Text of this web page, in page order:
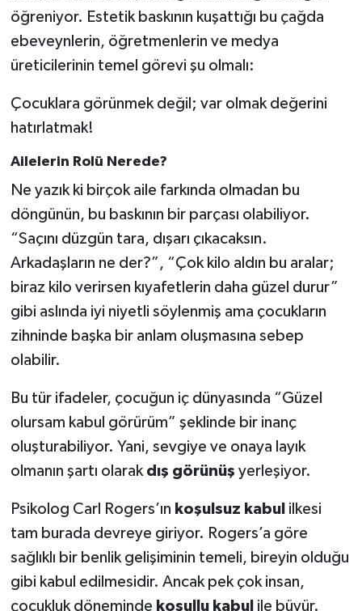
öğreniyor. Estetik baskının kuşattığı bu çağda
ebeveynlerin, öğretmenlerin ve medya
üreticilerinin temel görevi şu olmalı:
Çocuklara görünmek değil; var olmak değerini
hatırlatmak!
Ailelerin Rolü Nerede?
Ne yazık ki birçok aile farkında olmadan bu
döngünün, bu baskının bir parçası olabiliyor.
“Saçını düzgün tara, dışarı çıkacaksın.
Arkadaşların ne der?”, “Çok kilo aldın bu aralar;
biraz kilo verirsen kıyafetlerin daha güzel durur”
gibi aslında iyi niyetli söylenmiş ama çocukların
zihninde başka bir anlam oluşmasına sebep
olabilir.
Bu tür ifadeler, çocuğun iç dünyasında “Güzel
olursam kabul görürüm” şeklinde bir inanç
oluşturabiliyor. Yani, sevgiye ve onaya layık
olmanın şartı olarak dış görünüş yerleşiyor.
Psikolog Carl Rogers’ın koşulsuz kabul ilkesi
tam burada devreye giriyor. Rogers’a göre
sağlıklı bir benlik gelişiminin temeli, bireyin olduğu
gibi kabul edilmesidir. Ancak pek çok insan,
çocukluk döneminde koşullu kabul ile büyür.